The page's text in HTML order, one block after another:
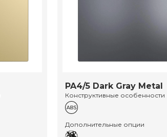
PA4/5 Dark Gray Metal
Конструктивные особенности
Дополнительные опции